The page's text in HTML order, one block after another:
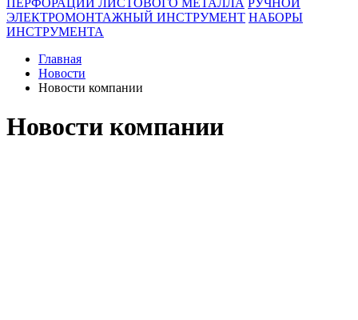
ПЕРФОРАЦИИ ЛИСТОВОГО МЕТАЛЛА РУЧНОЙ
ЭЛЕКТРОМОНТАЖНЫЙ ИНСТРУМЕНТ НАБОРЫ
ИНСТРУМЕНТА
Главная
Новости
Новости компании
Новости компании